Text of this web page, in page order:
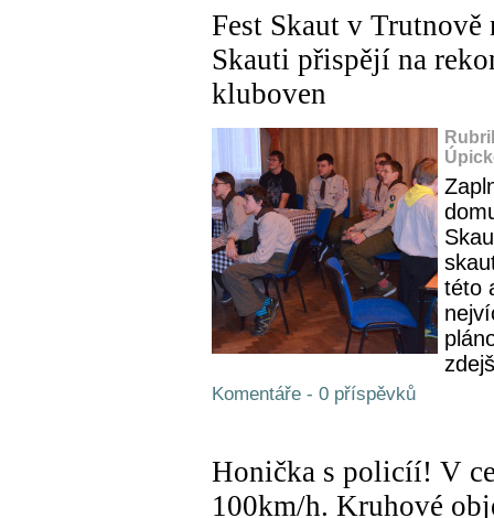
Fest Skaut v
Skauti přispějí na
kluboven
této
Komentáře - 0 příspěvků
Honička s policíí! V
100km/h. Kruhové